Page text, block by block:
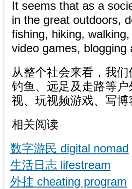
It seems that as a
in the great outdoors,
fishing, hiking,
video games, blogging
从整个社会来看，我
钓鱼、远足及走路等
视、玩视频游戏、写
相关阅读
数字游民 digital nomad
生活日志 lifestream
外挂 cheating program